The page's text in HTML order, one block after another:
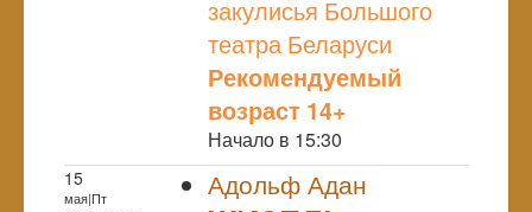
закулисья Большого
театра Беларуси
Рекомендуемый
возраст 14+
Начало в 15:30
15
мая|Пт
Адольф Адан